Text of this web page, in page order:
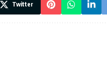
Twitter